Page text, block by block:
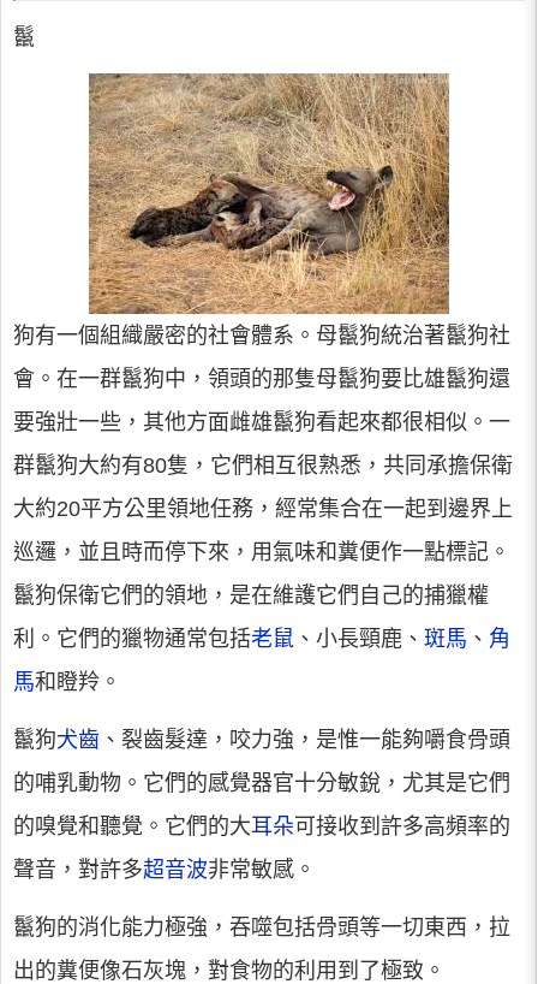
鬣
狗有一個組織嚴密的社會體系。母鬣狗統治著鬣狗社
會。在一群鬣狗中，領頭的那隻母鬣狗要比雄鬣狗還
要強壯一些，其他方面雌雄鬣狗看起來都很相似。一
群鬣狗大約有80隻，它們相互很熟悉，共同承擔保衛
大約20平方公里領地任務，經常集合在一起到邊界上
巡邏，並且時而停下來，用氣味和糞便作一點標記。
鬣狗保衛它們的領地，是在維護它們自己的捕獵權
利。它們的獵物通常包括老鼠 、小長頸鹿、 斑馬 、 角
馬和瞪羚。
鬣狗犬齒 、裂齒髮達，咬力強，是惟一能夠嚼食骨頭
的哺乳動物。它們的感覺器官十分敏銳，尤其是它們
的嗅覺和聽覺。它們的大耳朵可接收到許多高頻率的
聲音，對許多超音波非常敏感。
鬣狗的消化能力極強，吞噬包括骨頭等一切東西，拉
出的糞便像石灰塊，對食物的利用到了極致。